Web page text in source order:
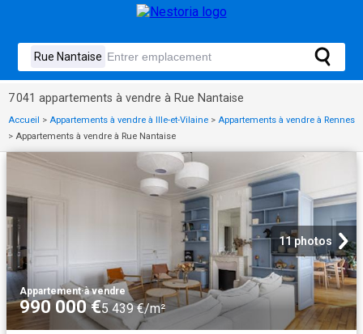
7 041 appartements à vendre à Rue Nantaise
Accueil > Appartements à vendre à Ille-et-Vilaine > Appartements à vendre à Rennes
> Appartements à vendre à Rue Nantaise
11 photos
Appartement·à vendre
990 000 €5 439 €/m²